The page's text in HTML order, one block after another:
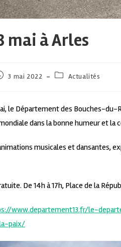
mai à Arles
3 mai 2022 Actualités
le Département des Bouches-du-
dans la bonne humeur et la
musicales et dansantes,
De 14h à 17h, Place de la
www.departement13.fr/le-
paix/